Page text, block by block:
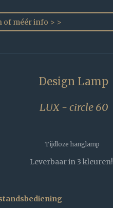
of méér info > >
Design Lamp
LUX - circle 60
Tijdloze hanglamp
Leverbaar in 3 kleuren!